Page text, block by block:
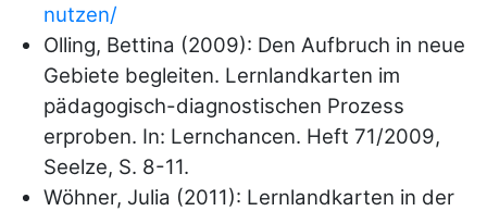
nutzen/
Olling, Bettina (2009): Den Aufbruch in neue
Gebiete begleiten. Lernlandkarten im
pädagogisch-diagnostischen Prozess
erproben. In: Lernchancen. Heft 71/2009,
Seelze, S. 8-11.
Wöhner, Julia (2011): Lernlandkarten in der